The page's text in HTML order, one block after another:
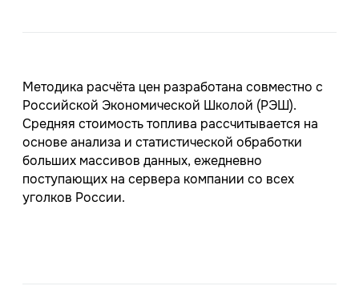
Методика расчёта цен разработана совместно с
Российской Экономической Школой (РЭШ).
Средняя стоимость топлива рассчитывается на
основе анализа и статистической обработки
больших массивов данных, ежедневно
поступающих на сервера компании со всех
уголков России.